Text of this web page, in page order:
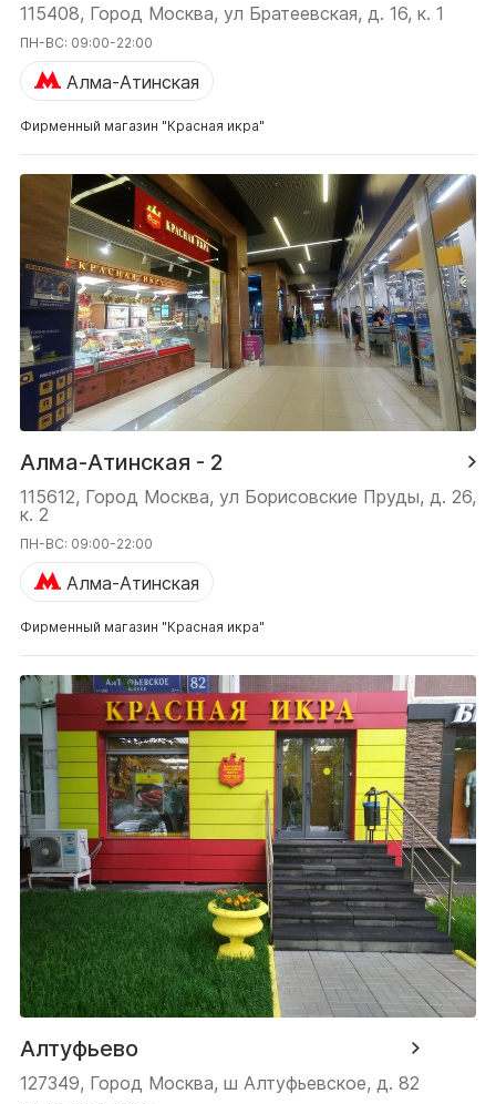
115408, Город Москва, ул Братеевская, д. 16, к. 1
ПН-ВС: 09:00-22:00
Алма-Атинская
Фирменный магазин "Красная икра"
Алма-Атинская - 2
115612, Город Москва, ул Борисовские Пруды, д. 26,
к. 2
ПН-ВС: 09:00-22:00
Алма-Атинская
Фирменный магазин "Красная икра"
Алтуфьево
127349, Город Москва, ш Алтуфьевское, д. 82